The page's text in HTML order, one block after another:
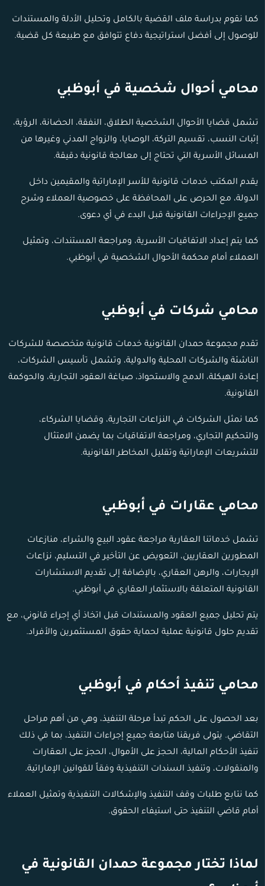
كما نقوم بدراسة ملف القضية بالكامل وتحليل الأدلة والمستندات
للوصول إلى أفضل استراتيجية دفاع تتوافق مع طبيعة كل قضية.
محامي أحوال شخصية في أبوظبي
تشمل قضايا الأحوال الشخصية الطلاق، النفقة، الحضانة، الرؤية،
إثبات النسب، تقسيم التركة، الوصايا، والزواج المدني وغيرها من
المسائل الأسرية التي تحتاج إلى معالجة قانونية دقيقة.
يقدم المكتب خدمات قانونية للأسر الإماراتية والمقيمين داخل
الدولة، مع الحرص على المحافظة على خصوصية العملاء وشرح
جميع الإجراءات القانونية قبل البدء في أي دعوى.
كما يتم إعداد الاتفاقيات الأسرية، ومراجعة المستندات، وتمثيل
العملاء أمام محكمة الأحوال الشخصية في أبوظبي.
محامي شركات في أبوظبي
تقدم مجموعة حمدان القانونية خدمات قانونية متخصصة للشركات
الناشئة والشركات المحلية والدولية، وتشمل تأسيس الشركات،
إعادة الهيكلة، الدمج والاستحواذ، صياغة العقود التجارية، والحوكمة
القانونية.
كما نمثل الشركات في النزاعات التجارية، وقضايا الشركاء،
والتحكيم التجاري، ومراجعة الاتفاقيات بما يضمن الامتثال
للتشريعات الإماراتية وتقليل المخاطر القانونية.
محامي عقارات في أبوظبي
تشمل خدماتنا العقارية مراجعة عقود البيع والشراء، منازعات
المطورين العقاريين، التعويض عن التأخير في التسليم، نزاعات
الإيجارات، والرهن العقاري، بالإضافة إلى تقديم الاستشارات
القانونية المتعلقة بالاستثمار العقاري في أبوظبي.
يتم تحليل جميع العقود والمستندات قبل اتخاذ أي إجراء قانوني، مع
تقديم حلول قانونية عملية لحماية حقوق المستثمرين والأفراد.
محامي تنفيذ أحكام في أبوظبي
بعد الحصول على الحكم تبدأ مرحلة التنفيذ، وهي من أهم مراحل
التقاضي. يتولى فريقنا متابعة جميع إجراءات التنفيذ، بما في ذلك
تنفيذ الأحكام المالية، الحجز على الأموال، الحجز على العقارات
والمنقولات، وتنفيذ السندات التنفيذية وفقاً للقوانين الإماراتية.
كما نتابع طلبات وقف التنفيذ والإشكالات التنفيذية وتمثيل العملاء
أمام قاضي التنفيذ حتى استيفاء الحقوق.
لماذا تختار مجموعة حمدان القانونية في